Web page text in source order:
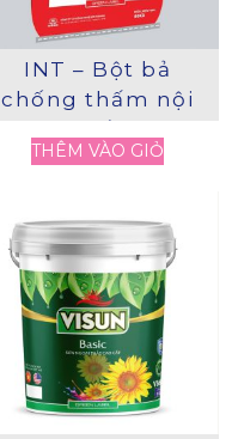
INT – Bột bả
chống thấm nội
thất
THÊM VÀO GIỎ